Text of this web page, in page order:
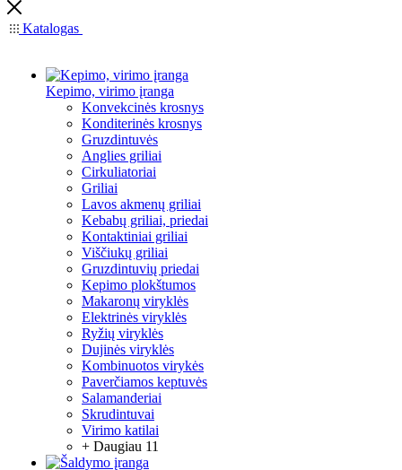
Katalogas
Kepimo, virimo įranga
Konvekcinės krosnys
Konditerinės krosnys
Gruzdintuvės
Anglies griliai
Cirkuliatoriai
Griliai
Lavos akmenų griliai
Kebabų griliai, priedai
Kontaktiniai griliai
Viščiukų griliai
Gruzdintuvių priedai
Kepimo plokštumos
Makaronų viryklės
Elektrinės viryklės
Ryžių viryklės
Dujinės viryklės
Kombinuotos virykės
Paverčiamos keptuvės
Salamanderiai
Skrudintuvai
Virimo katilai
+ Daugiau 11